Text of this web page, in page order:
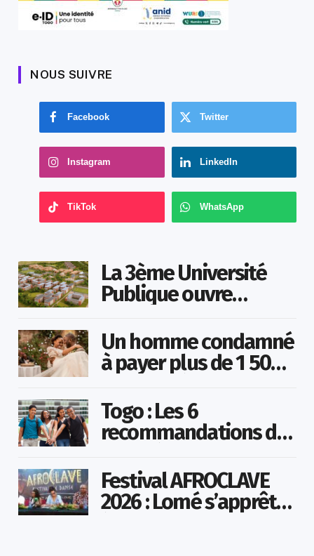
NOUS SUIVRE
Facebook Twitter
Instagram LinkedIn
TikTok WhatsApp
La 3ème Université
Publique ouvre
Un homme condamné
à payer plus de 1 500
maîtresse pour lui
avoir promis de la
marier
Togo : Les 6
recommandations du
saine chez la jeunesse
Festival AFROCLAVE
2026 : Lomé s’apprête